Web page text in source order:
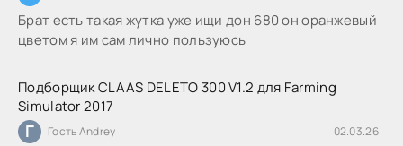
Брат есть такая жутка уже ищи дон 680 он оранжевый
цветом я им сам лично пользуюсь
Подборщик CLAAS DELETO 300 V1.2 для Farming
Simulator 2017
Г Гость Andrey 02.03.26